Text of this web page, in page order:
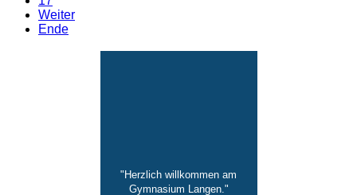
Weiter
Ende
"Herzlich willkommen am
Gymnasium Langen."